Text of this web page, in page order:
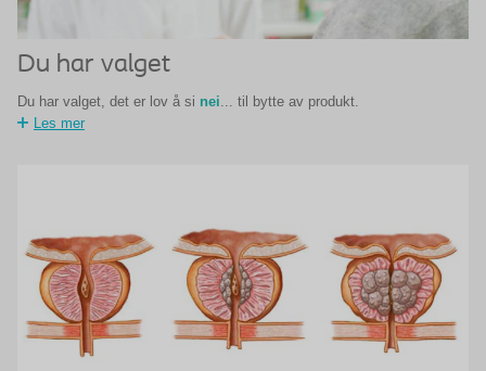
Du har valget
Du har valget, det er lov å si nei... til bytte av produkt.
Les mer